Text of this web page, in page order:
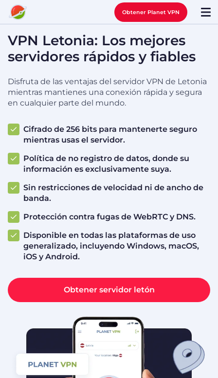
Obtener Planet VPN
VPN Letonia: Los mejores
servidores rápidos y fiables
Disfruta de las ventajas del servidor VPN de Letonia
mientras mantienes una conexión rápida y segura
en cualquier parte del mundo.
Cifrado de 256 bits para mantenerte seguro
mientras usas el servidor.
Política de no registro de datos, donde su
información es exclusivamente suya.
Sin restricciones de velocidad ni de ancho de
banda.
Protección contra fugas de WebRTC y DNS.
Disponible en todas las plataformas de uso
generalizado, incluyendo Windows, macOS,
iOS y Android.
Obtener servidor letón